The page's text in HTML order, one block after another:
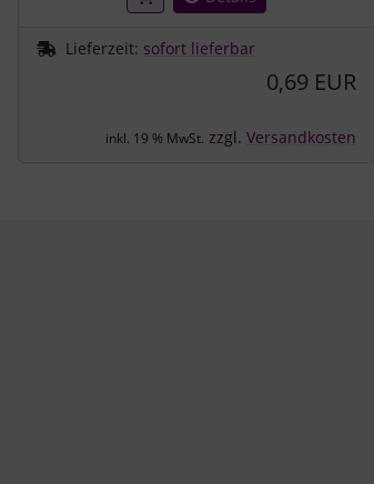
Lieferzeit: sofort lieferbar
0,69 EUR
inkl. 19 % MwSt. zzgl. Versandkosten